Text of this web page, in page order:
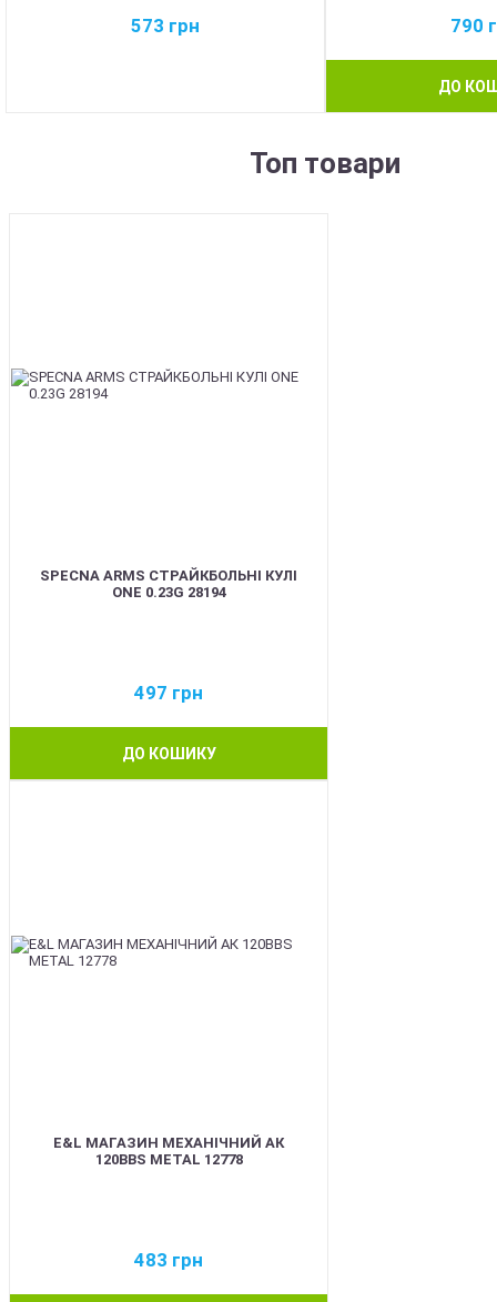
573 грн 790
ДО
Топ товари
SPECNA ARMS СТРАЙКБОЛЬНІ КУЛІ
ONE 0.23G 28194
497 грн
ДО КОШИКУ
E&L МАГАЗИН МЕХАНІЧНИЙ АК
120BBS METAL 12778
483 грн